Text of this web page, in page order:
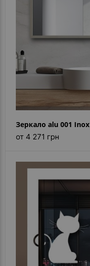
Зеркало alu 001 Inox
от 4 271 грн